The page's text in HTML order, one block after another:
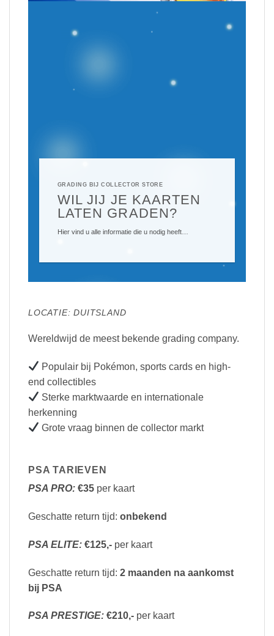
GRADING BIJ COLLECTOR STORE
WIL JIJ JE KAARTEN
LATEN GRADEN?
Hier vind u alle informatie die u nodig heeft…
LOCATIE: DUITSLAND
Wereldwijd de meest bekende grading company.
Populair bij Pokémon, sports cards en high-
end collectibles
Sterke marktwaarde en internationale
herkenning
Grote vraag binnen de collector markt
PSA TARIEVEN
PSA PRO: €35 per kaart
Geschatte return tijd: onbekend
PSA ELITE: €125,- per kaart
Geschatte return tijd: 2 maanden na aankomst
bij PSA
PSA PRESTIGE: €210,- per kaart